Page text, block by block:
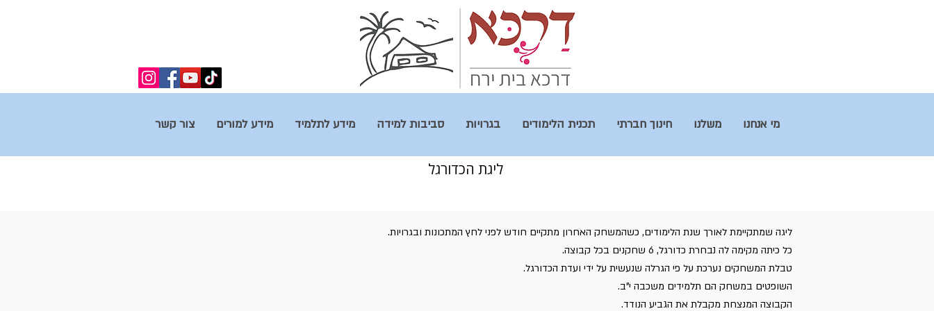
מי אנחנו משלנו חינוך חברתי תכנית הלימודים בגרויות סביבות למידה מידע לתלמיד מידע למורים צור קשר
ליגת הכדורגל
ליגה שמתקיימת לאורך שנת הלימודים, כשהמשחק האחרון מתקיים חודש לפני לחץ המתכונות ובגרויות.
כל כיתה מקימה לה נבחרת כדורגל, 6 שחקנים בכל קבוצה.
טבלת המשחקים נערכת על פי הגרלה שנעשית על ידי ועדת הכדורגל.
השופטים במשחק הם תלמידים משכבה י"ב.
הקבוצה המנצחת מקבלת את הגביע הנודד.